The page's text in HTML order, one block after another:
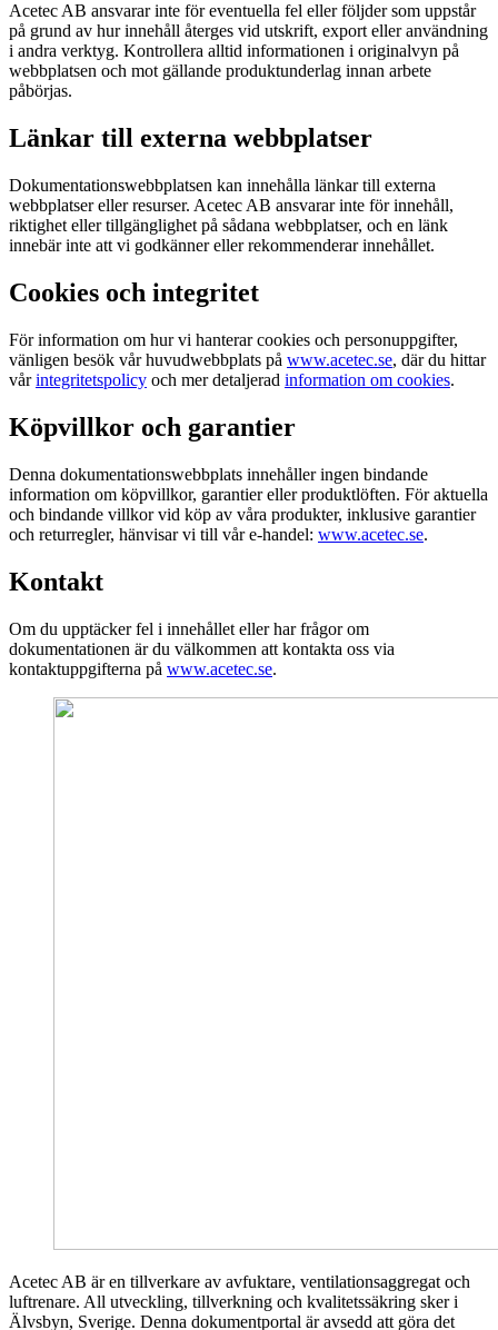
Acetec AB ansvarar inte för eventuella fel eller följder som uppstår
på grund av hur innehåll återges vid utskrift, export eller användning
i andra verktyg. Kontrollera alltid informationen i originalvyn på
webbplatsen och mot gällande produktunderlag innan arbete
påbörjas.
Länkar till externa webbplatser
Dokumentationswebbplatsen kan innehålla länkar till externa
webbplatser eller resurser. Acetec AB ansvarar inte för innehåll,
riktighet eller tillgänglighet på sådana webbplatser, och en länk
innebär inte att vi godkänner eller rekommenderar innehållet.
Cookies och integritet
För information om hur vi hanterar cookies och personuppgifter,
vänligen besök vår huvudwebbplats på www.acetec.se, där du hittar
vårintegritetspolicy och mer detaljerad information om cookies.
Köpvillkor och garantier
Denna dokumentationswebbplats innehåller ingen bindande
information om köpvillkor, garantier eller produktlöften. För aktuella
och bindande villkor vid köp av våra produkter, inklusive garantier
och returregler, hänvisar vi till vår e-handel: www.acetec.se.
Kontakt
Om du upptäcker fel i innehållet eller har frågor om
dokumentationen är du välkommen att kontakta oss via
kontaktuppgifterna på www.acetec.se.
Acetec AB är en tillverkare av avfuktare, ventilationsaggregat och
luftrenare. All utveckling, tillverkning och kvalitetssäkring sker i
Älvsbyn, Sverige. Denna dokumentportal är avsedd att göra det